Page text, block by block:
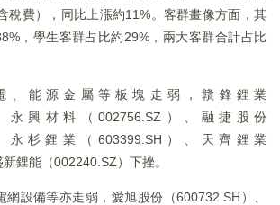
稅費），同比上漲約11%。客群畫像方面，其
，學生客群占比約29%，兩大客群合計占比
、能源金屬等板塊走弱，贛鋒鋰業
永興材料（002756.SZ）、融捷股份
永杉鋰業（603399.SH）、天齊鋰業
新鋰能（002240.SZ）下挫。
設備等亦走弱，愛旭股份（600732.SH）、